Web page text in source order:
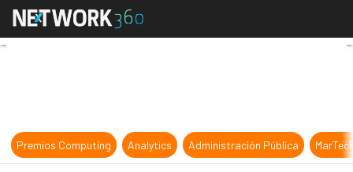
CeBIT 2010 se presenta con
Premios Computing Analytics Administración Pública